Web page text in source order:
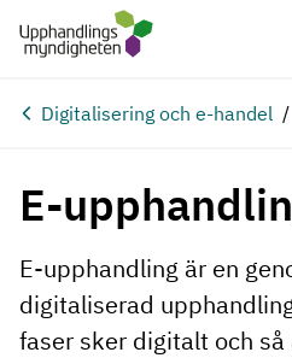
Hoppa till huvudinnehåll
Digitalisering och e-handel
E-
E-upphandling är en
digitaliserad
faser sker digitalt och